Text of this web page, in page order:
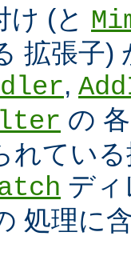
け (と
拡張子)
,
の
れてい
デ
処理に